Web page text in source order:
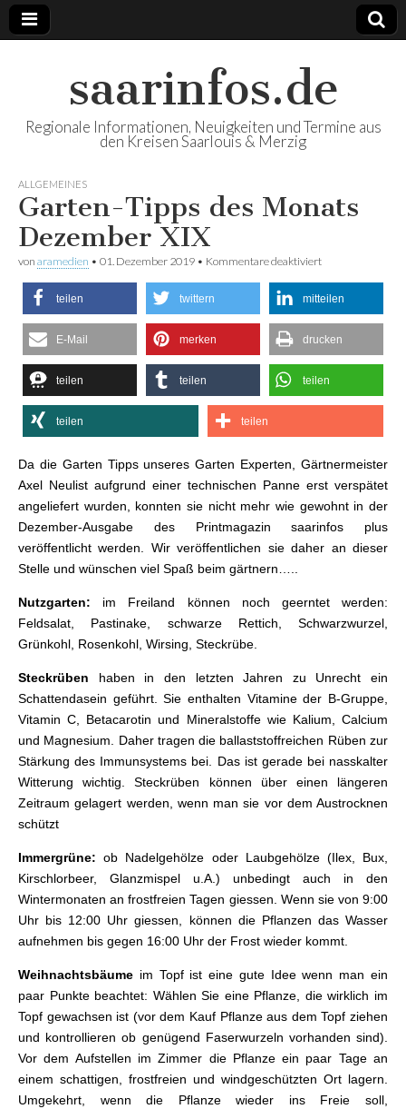
saarinfos.de
Regionale Informationen, Neuigkeiten und Termine aus
den Kreisen Saarlouis & Merzig
ALLGEMEINES
Garten-Tipps des Monats
Dezember XIX
von aramedien • 01. Dezember 2019 • Kommentare deaktiviert
teilen twittern mitteilen
E-Mail merken drucken
teilen teilen teilen
teilen teilen
Da die Garten Tipps unseres Garten Experten, Gärtnermeister
Axel Neulist aufgrund einer technischen Panne erst verspätet
angeliefert wurden, konnten sie nicht mehr wie gewohnt in der
Dezember-Ausgabe des Printmagazin saarinfos plus
veröffentlicht werden. Wir veröffentlichen sie daher an dieser
Stelle und wünschen viel Spaß beim gärtnern…..
Nutzgarten: im Freiland können noch geerntet werden:
Feldsalat, Pastinake, schwarze Rettich, Schwarzwurzel,
Grünkohl, Rosenkohl, Wirsing, Steckrübe.
Steckrüben haben in den letzten Jahren zu Unrecht ein
Schattendasein geführt. Sie enthalten Vitamine der B-Gruppe,
Vitamin C, Betacarotin und Mineralstoffe wie Kalium, Calcium
und Magnesium. Daher tragen die ballaststoffreichen Rüben zur
Stärkung des Immunsystems bei. Das ist gerade bei nasskalter
Witterung wichtig. Steckrüben können über einen längeren
Zeitraum gelagert werden, wenn man sie vor dem Austrocknen
schützt
Immergrüne: ob Nadelgehölze oder Laubgehölze (Ilex, Bux,
Kirschlorbeer, Glanzmispel u.A.) unbedingt auch in den
Wintermonaten an frostfreien Tagen giessen. Wenn sie von 9:00
Uhr bis 12:00 Uhr giessen, können die Pflanzen das Wasser
aufnehmen bis gegen 16:00 Uhr der Frost wieder kommt.
Weihnachtsbäume im Topf ist eine gute Idee wenn man ein
paar Punkte beachtet: Wählen Sie eine Pflanze, die wirklich im
Topf gewachsen ist (vor dem Kauf Pflanze aus dem Topf ziehen
und kontrollieren ob genügend Faserwurzeln vorhanden sind).
Vor dem Aufstellen im Zimmer die Pflanze ein paar Tage an
einem schattigen, frostfreien und windgeschützten Ort lagern.
Umgekehrt, wenn die Pflanze wieder ins Freie soll,